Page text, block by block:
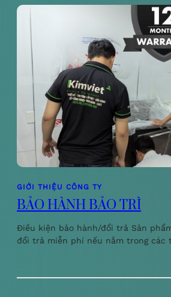
GIỚI THIỆU CÔNG TY
BẢO HÀNH BẢO TRÌ
Điều kiện bảo hành/đổi trả Sản
đổi trả miễn phí nếu nằm trong các